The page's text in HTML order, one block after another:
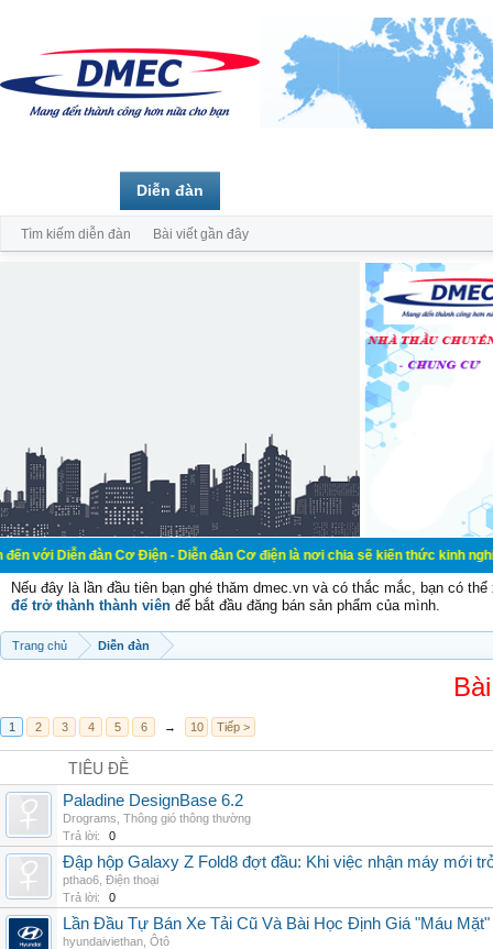
đàn Cơ Điện - Diễn đàn Cơ điện là nơi chia sẽ kiến thức kinh nghiệm
Nếu đây là lần đầu tiên bạn ghé thăm dmec.vn và có thắc mắc, bạn có
để trở thành thành viên để bắt đầu đăng bán sản phẩm của mình.
Trang chủ Diễn đàn
1 2 3 4 5 6 → 10 Tiếp >
TIÊU ĐỀ
Paladine DesignBase 6.2
Drograms Thông gió thông thường
Trả lời:
0
Đập hộp Galaxy Z Fold8 đợt đầu: Khi việc nhận máy mới
pthao6 Điện thoại
Trả lời:
0
Lần Đầu Tự Bán Xe Tải Cũ Và Bài Học Định Giá "Máu
hyundaiviethan Ôtô
Diễn đàn
Tìm kiếm diễn đàn Bài viết gần đây